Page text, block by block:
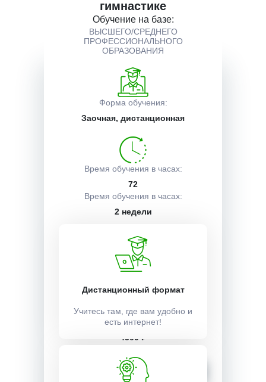
гимнастике
Обучение на базе:
ВЫСШЕГО/СРЕДНЕГО
ПРОФЕССИОНАЛЬНОГО
ОБРАЗОВАНИЯ
Форма обучения:
Заочная, дистанционная
Время обучения в часах:
72
Время обучения в часах:
2 недели
Учебный план:
Получить
Стоимость:
4500 ₽
Записаться
Описание курса
Получаемые документы
Условия поступления
Дистанционный формат
Учитесь там, где вам удобно и
есть интернет!